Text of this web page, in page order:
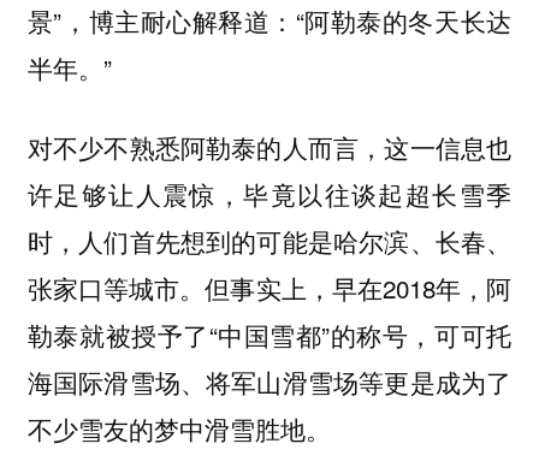
景”，博主耐心解释道：“阿勒泰的冬天长达
半年。”
对不少不熟悉阿勒泰的人而言，这一信息也
许足够让人震惊，毕竟以往谈起超长雪季
时，人们首先想到的可能是哈尔滨、长春、
张家口等城市。但事实上，早在2018年，阿
勒泰就被授予了“中国雪都”的称号，可可托
海国际滑雪场、将军山滑雪场等更是成为了
不少雪友的梦中滑雪胜地。